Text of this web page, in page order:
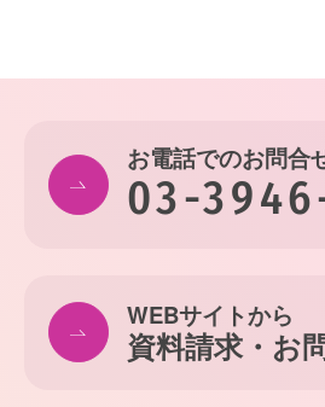
お電話でのお問合
03-
WEBサイトから
資料請求・お